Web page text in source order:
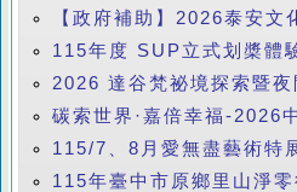
【政府補助】2026泰安文
115年度 SUP立式划槳體
2026 達谷梵祕境探索暨
碳索世界·嘉倍幸福-2026
115/7、8月愛無盡藝術特
115年臺中市原鄉里山淨